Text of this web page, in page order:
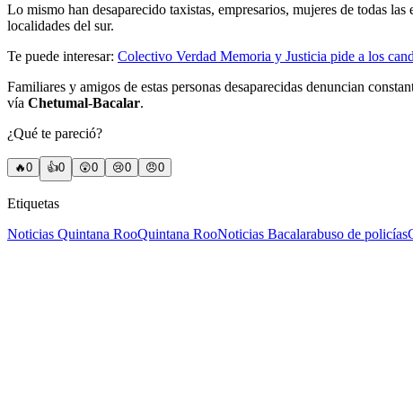
Lo mismo han desaparecido taxistas, empresarios, mujeres de todas las
localidades del sur.
Te puede interesar: Colectivo Verdad Memoria y Justicia pide a los
Familiares y amigos de estas personas desaparecidas denuncian
vía Chetumal-Bacalar.
¿Qué te pareció?
🔥0 👍0 😲0 😢0 😠0
Etiquetas
Noticias Quintana RooQuintana RooNoticias Bacalarabuso de policías